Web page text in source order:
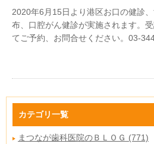
2020年6月15日より港区お口の健診
布、口腔がん健診が実施されます。
てご予約、お問合せください。03-
カテゴリ一覧
まつなが歯科医院のＢＬＯＧ (771)